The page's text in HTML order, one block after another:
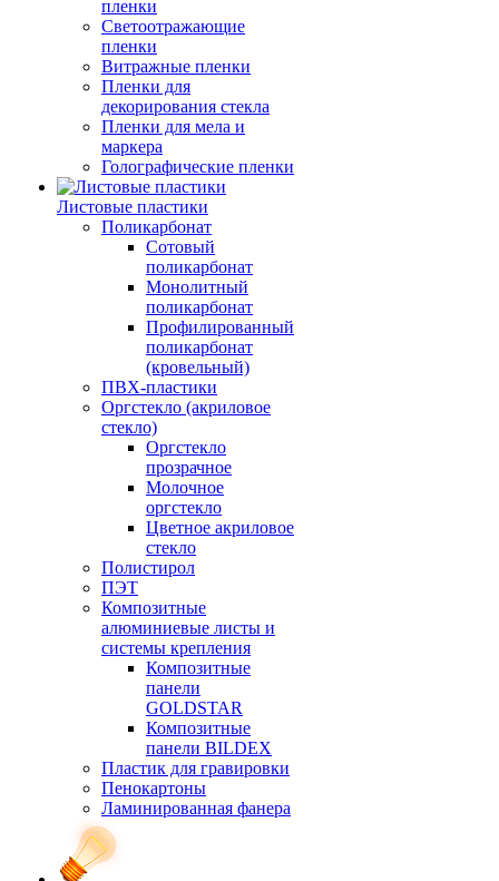
пленки
Светоотражающие
пленки
Витражные пленки
Пленки для
декорирования стекла
Пленки для мела и
маркера
Голографические пленки
Листовые пластики
Поликарбонат
Сотовый
поликарбонат
Монолитный
поликарбонат
Профилированный
поликарбонат
(кровельный)
ПВХ-пластики
Оргстекло (акриловое
стекло)
Оргстекло
прозрачное
Молочное
оргстекло
Цветное акриловое
стекло
Полистирол
ПЭТ
Композитные
алюминиевые листы и
системы крепления
Композитные
панели
GOLDSTAR
Композитные
панели BILDEX
Пластик для гравировки
Пенокартоны
Ламинированная фанера